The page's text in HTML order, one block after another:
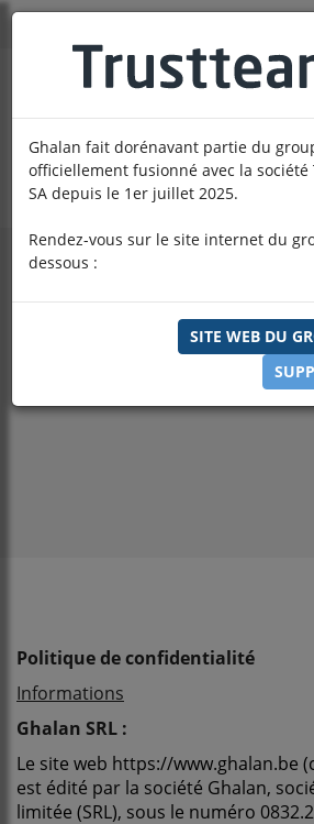
Ghalan fait dorénavant partie du
officiellement fusionné avec la
SA depuis le 1er juillet 2025.
Rendez-vous sur le site internet du
dessous :
SITE WEB DU
POLITIQUE DE
Politique de confidentialité
Informations
Ghalan SRL :
Le site web https://www.ghalan.be
est édité par la société Ghalan,
limitée (SRL), sous le numéro